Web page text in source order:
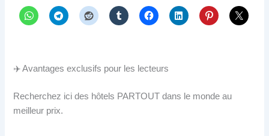
✈️ Avantages exclusifs pour les lecteurs
Recherchez ici des hôtels PARTOUT dans le monde au
meilleur prix.